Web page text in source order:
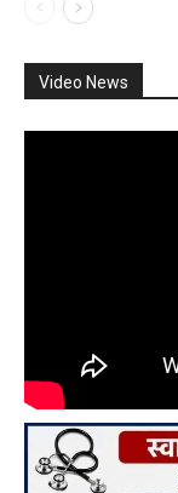
Video News